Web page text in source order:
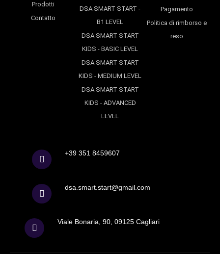
Prodotti
Contatto
DSA SMART START -
B1 LEVEL
DSA SMART START
KIDS - BASIC LEVEL
DSA SMART START
KIDS - MEDIUM LEVEL
DSA SMART START
KIDS - ADVANCED
LEVEL
Pagamento
Politica di rimborso e
reso
+39 351 8459607
dsa.smart.start@gmail.com
Viale Bonaria, 90, 09125 Cagliari